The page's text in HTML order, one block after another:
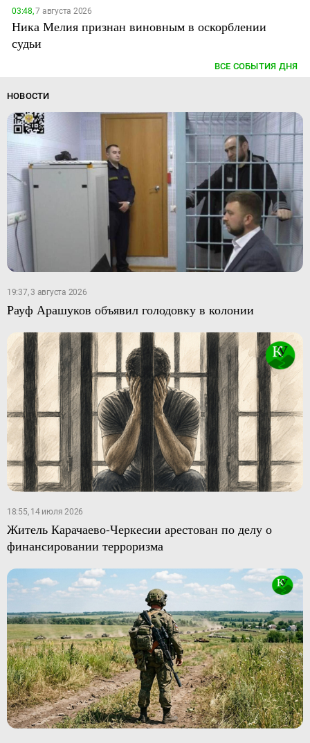
03:48,7 августа 2026
Ника Мелия признан виновным в оскорблении
судьи
ВСЕ СОБЫТИЯ ДНЯ
НОВОСТИ
19:37, 3 августа 2026
Рауф Арашуков объявил голодовку в колонии
18:55, 14 июля 2026
Житель Карачаево-Черкесии арестован по делу о
финансировании терроризма